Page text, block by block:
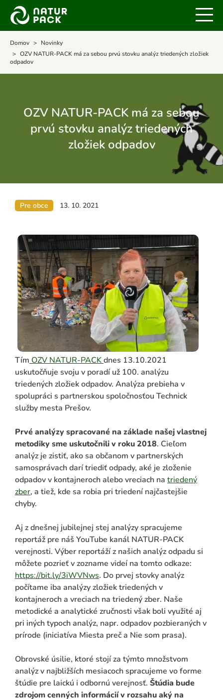
Domov
Novinky
OZV NATUR-PACK má za sebou prvú stovku analýz triedených zložiek
odpadov
OZV NATUR-PACK má za sebou
prvú stovku analýz triedených
zložiek odpadov
Pre obce 13. 10. 2021
Tím OZV NATUR-PACKdnes 13.10.2021
uskutočňuje svoju v poradí už 100. analýzu
triedených zložiek odpadov. Analýza prebieha v
spolupráci s partnerskou spoločnosťou Technick
služby mesta Prešov.
Prvé analýzy spracované na základe našej vlastnej
metodiky sme uskutočnili v roku 2018. Cieľom
analýz je zistiť, ako sa občanom v partnerských
samosprávach darí triediť odpady, aké je zloženie
odpadov v kontajneroch alebo vreciach na triedený
zber, a tiež, kde sa robia pri triedení najčastejšie
chyby.
Aj z dnešnej jubilejnej stej analýzy spracujeme
reportáž pre náš YouTube kanál NATUR-PACK
verejnosti. Výber reportáží z našich analýz odpadu si
môžete pozrieť v zozname videí na tomto odkaze:
https://bit.ly/3iWVNws. Do prvej stovky analýz
počítame iba analýzy zložiek triedených v
kontajneroch a vreciach na triedený zber. Naše
metodické a analytické zručnosti však boli využité aj
pri iných typoch analýz, napr. odpadov pozbieraných v
prírode (iniciatíva Miesta preč a Nie som prasa).
Obrovské úsilie, ktoré stojí za týmto množstvom
analýz v najbližších mesiacoch spracujeme vo forme
štúdie pre laickú i odbornú verejnosť. Štúdia bude
zdrojom cenných informácií v rozsahu aký na